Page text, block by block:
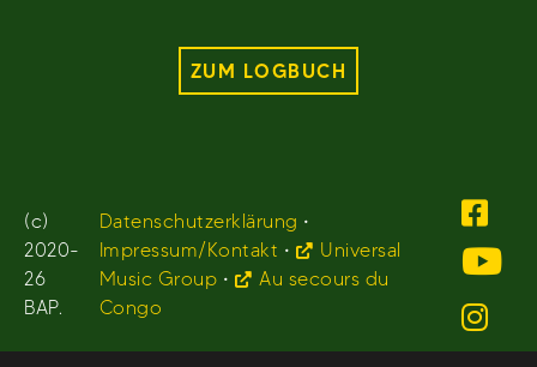
ZUM LOGBUCH
(c)
2020-
26
BAP.
Datenschutzerklärung •
Impressum/Kontakt •
Universal
Music Group •
Au secours du
Congo